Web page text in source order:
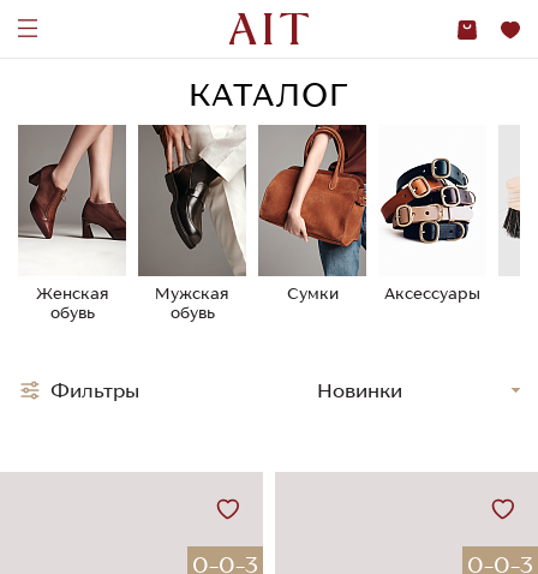
КАТАЛОГ
Женская
обувь
Мужская
обувь
Сумки Аксессуары
0-0-3 0-0-3
Фильтры